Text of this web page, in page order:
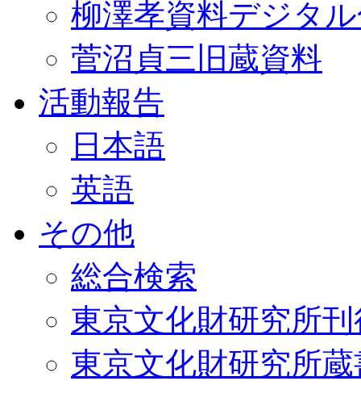
柳澤孝資料デジタ
菅沼貞三旧蔵資料
活動報告
日本語
英語
その他
総合検索
東京文化財研究所
東京文化財研究所